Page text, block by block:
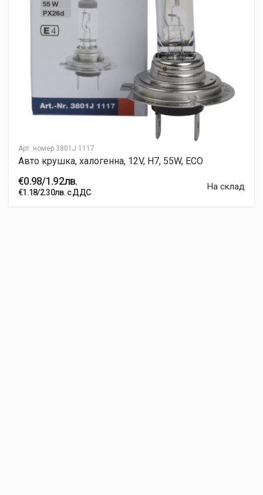
Арт. номер 3801J 1117
Авто крушка, халогенна, 12V, H7, 55W, ECO
€0.98/1.92лв.
€1.18/2.30лв. с ДДС
На склад